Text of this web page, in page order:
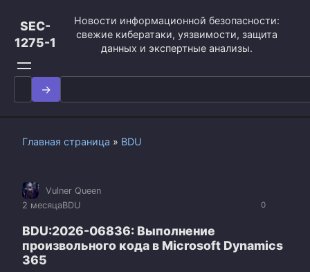
контенту
SEC-
1275-1
Новости информационной безопасности:
свежие кибератаки, уязвимости, защита
данных и экспертные анализы.
Search
for:
Главная страница » BDU
0
Vulner Queen
2 месяцаBDU
BDU:2026-06836: Выполнение
произвольного кода в Microsoft Dynamics
365